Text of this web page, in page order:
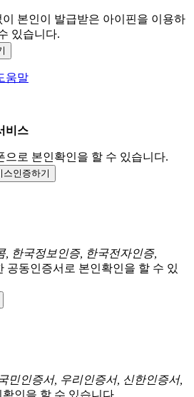
본인이 발급받은 아이핀을 이용하
있습니다.
움말
비스
으로 본인확인을 할 수 있습니다.
스인증하기
, 한국정보인증, 한국전자인증,
공동인증서로 본인확인을 할 수 있
민인증서, 우리인증서, 신한인증서,